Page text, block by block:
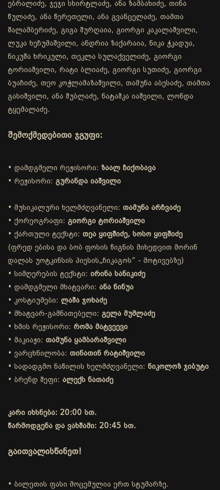
ებრალიძე, ჯეჯი სხირტლაძე, ანა ზამბახიძე, თინა
წულაძე, ანა წერეთელი, ანა გვანცელაძე, თამთა
შალამბერიძე, გიგა შურღაია, გიორგი კაკალაშვილი,
ლუკა ხეჩუმაშვილი, ანდრია ზაქარაია, ნიკა ჭკადუა,
ნიკუშა ხრიკული, თეკლა სულაქველიძე, გიორგი
ტორიაშვილი, რატი ბლიაძე, გიორგი სუთიძე, გიორგი
ბუაჩიძე, თეო კოჭლამაზაშვილი, თამუნა აბესაძე, თამთა
გასიშვილი, ანა შუბლაძე, ნატაშკა იაშვილი, ლონდა
ტყემალაძე.
შემოქმედებითი ჯგუფი:
• დამდგმელი რეჟისორი: ზაალ ჩიქობავა
• რეჟისორი: გურანდა იაშვილი
• მუსიკალური ხელმძღვანელი: თამუნა არჩვაძე
• ქორეოგრაფი: გიორგი ტორიაშვილი
• ქართული ტექსტი: თეა ყიფშიძე, სოსო ყიფშიძე
(ფრედ ებისა და ბობ ფოსის წიგნის მიხედვით მორინ
დალას უოტკინსის პიესის„ჩიკაგოს“ - მოტივებზე)
• სიმღერების ტექსტი: ირინა სანიკიძე
• დამდგმელი მხატვარი: ანა ნინუა
• კოსტიუმები: ლაშა ჯოხაძე
• მხატვარ-გამნათებელი: გელა მუმლაძე
• ხმის რეჟისორი: რომა მატვეევი
• მაკიაჟი: თამუნა ყამბარაშვილი
• ვარცხნილობა: თინათინ რატიშვილი
• სადადგმო ნაწილის ხელმძღვანელი: ნიკოლოზ ჯიბუტი
• ბრენდ შეფი: ალექს ნათაძე
კარი იხსნება: 20:00 სთ.
წარმოდგენა და ვახშამი: 20:45 სთ.
გაითვალისწინეთ!
• ბილეთის ფასი მოცემულია ერთ სტუმარზე.